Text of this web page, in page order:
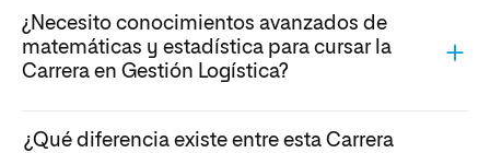
¿Necesito conocimientos avanzados de
matemáticas y estadística para cursar la
Carrera en Gestión Logística?
¿Qué diferencia existe entre esta Carrera